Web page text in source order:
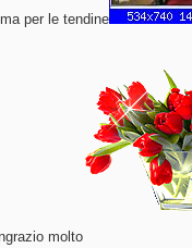
per le tendine
molto